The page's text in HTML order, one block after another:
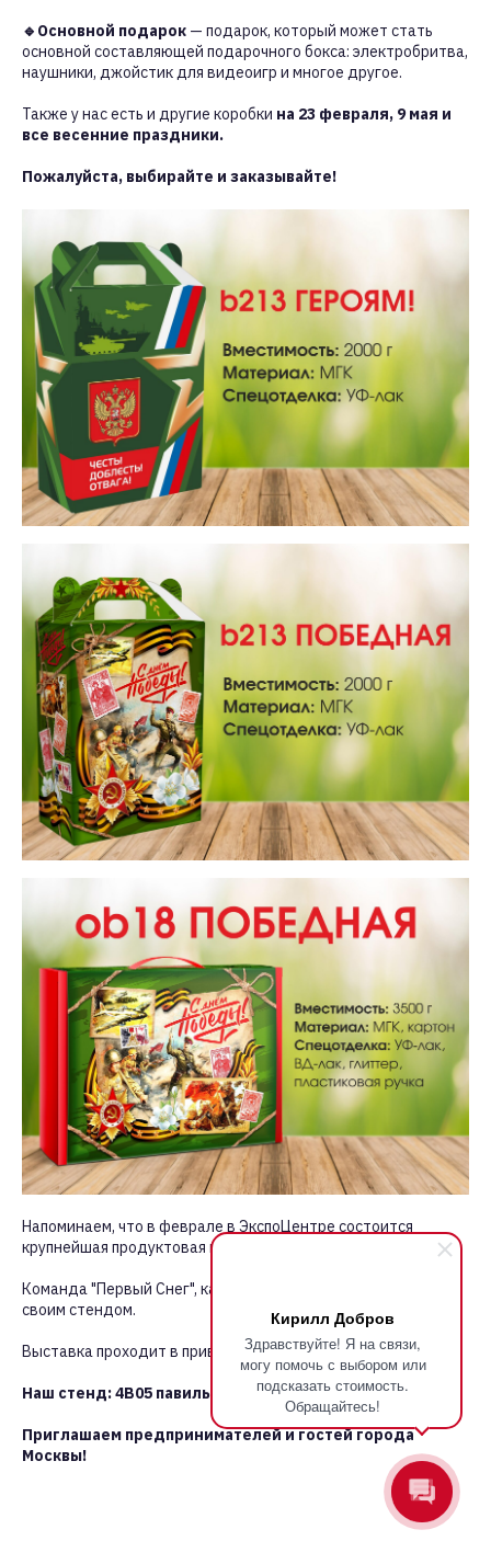
Кирилл Добров
Здравствуйте! Я на связи,
могу помочь с выбором или
подсказать стоимость.
Обращайтесь!
🔹Основной подарок — подарок, который может стать
основной составляющей подарочного бокса: электробритва,
наушники, джойстик для видеоигр и многое другое.
Также у нас есть и другие коробки на 23 февраля, 9 мая и
все весенние праздники.
Пожалуйста, выбирайте и заказывайте!
Напоминаем, что в феврале в ЭкспоЦентре состоится
крупнейшая продуктовая выставка России — ПродЭкспо.
Команда "Первый Снег", как и всегда, примет участие со
своим стендом.
Выставка проходит в привычные сроки —5-9 февраля.
Наш стенд: 4B05 павильон 4
Приглашаем предпринимателей и гостей города
Москвы!